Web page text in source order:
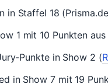
in Staffel 18
1 mit 10 Punkten aus
Punkte in Show 2 (
in Show 7 mit 19